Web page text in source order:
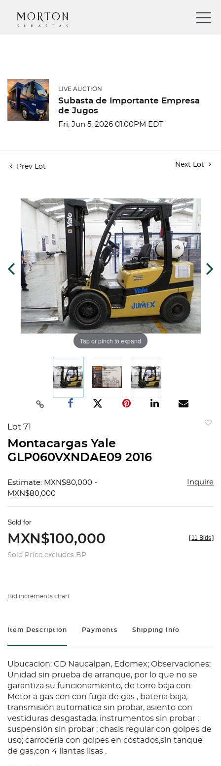
LIVE AUCTION
Subasta de Importante Empresa
de Jugos
Fri, Jun 5, 2026 01:00PM EDT
Prev Lot Next Lot
Tap or pinch to expand
Lot 71
Montacargas Yale
GLP060VXNDAE09 2016
Estimate: MXN$80,000 -
MXN$80,000
Inquire
Sold for
MXN$100,000
Sold Price excludes BP
[ 11 Bids]
Bid increments chart
Item Description Payments Shipping Info
Ubucacion: CD Naucalpan, Edomex; Observaciones:
Unidad sin prueba de arranque, por lo que no se
garantiza su funcionamiento, de torre baja con
Motor a gas con con fuga de gas , bateria baja;
transmisión automatica sin probar, asiento con
vestiduras desgastada; instrumentos sin probar ;
suspensión sin probar ; chasis regular con golpes de
uso; carrocería con golpes en costados,sin tanque
de gas,con 4 llantas lisas .